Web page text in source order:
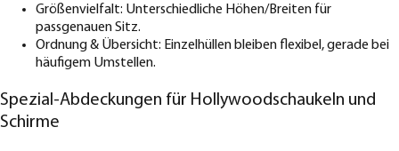
Größenvielfalt: Unterschiedliche Höhen/Breiten für
passgenauen Sitz.
Ordnung & Übersicht: Einzelhüllen bleiben flexibel, gerade bei
häufigem Umstellen.
Spezial-Abdeckungen für Hollywoodschaukeln und
Schirme